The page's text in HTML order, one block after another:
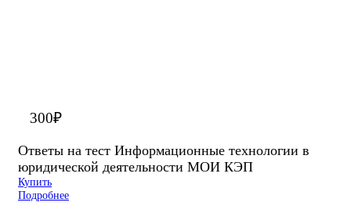
300₽
Ответы на тест Информационные технологии в
юридической деятельности МОИ КЭП
Купить
Подробнее